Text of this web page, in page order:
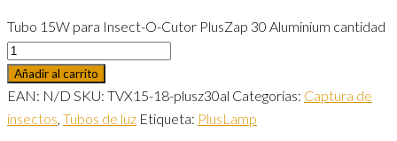
Tubo 15W para Insect-O-Cutor PlusZap 30 Aluminium cantidad
Añadir al carrito
EAN: N/D SKU: TVX15-18-plusz30al Categorías: Captura de
insectos, Tubos de luz Etiqueta: PlusLamp